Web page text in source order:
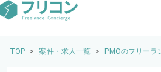
TOP > 案件・求人一覧 > PMOのフリーラ